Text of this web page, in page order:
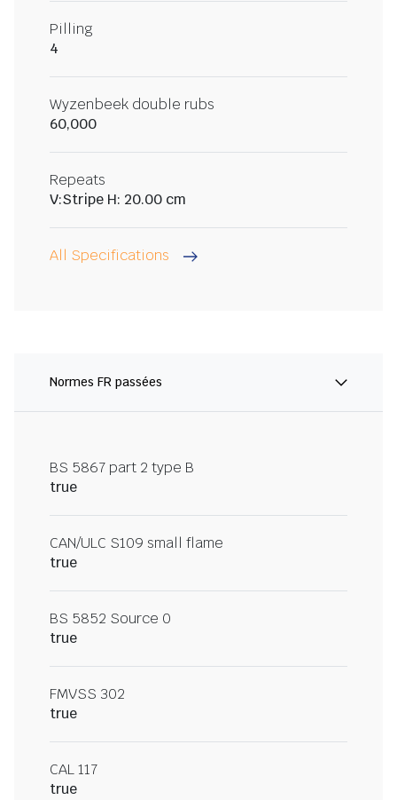
Pilling
4
Wyzenbeek double rubs
60,000
Repeats
V:Stripe H: 20.00 cm
All Specifications
Normes FR passées
BS 5867 part 2 type B
true
CAN/ULC S109 small flame
true
BS 5852 Source 0
true
FMVSS 302
true
CAL 117
true